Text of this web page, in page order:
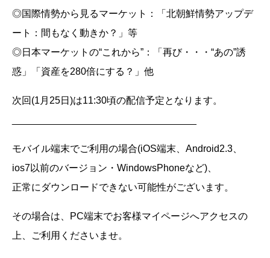
◎国際情勢から見るマーケット：「北朝鮮情勢アップデ
ート：間もなく動きか？」等
◎日本マーケットの“これから”：「再び・・・“あの”誘
惑」「資産を280倍にする？」他
次回(1月25日)は11:30頃の配信予定となります。
モバイル端末でご利用の場合(iOS端末、Android2.3、
ios7以前のバージョン・WindowsPhoneなど)、
正常にダウンロードできない可能性がございます。
その場合は、PC端末でお客様マイページへアクセスの
上、ご利用くださいませ。